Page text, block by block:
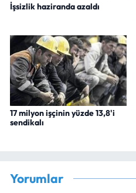
İşsizlik haziranda azaldı
17 milyon işçinin yüzde 13,8'i
sendikalı
Yorumlar